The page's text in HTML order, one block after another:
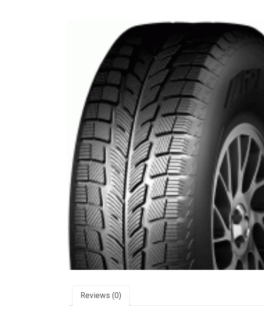
Reviews (0)